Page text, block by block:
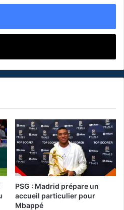
PSG : Madrid prépare un
accueil particulier pour
Mbappé